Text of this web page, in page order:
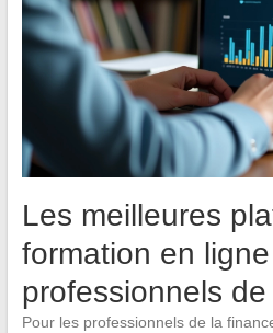
Les meilleures
formation en
professionnels
Pour les professionnels de la